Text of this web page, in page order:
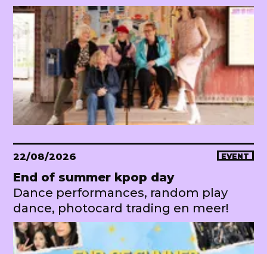
22/08/2026 EVENT
End of summer kpop day
Dance performances, random play
dance, photocard trading en meer!